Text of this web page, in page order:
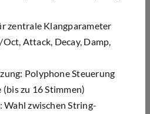
zentrale Klangparameter
Oct, Attack, Decay, Damp,
Polyphone Steuerung
zu 16 Stimmen)
Wahl zwischen String-